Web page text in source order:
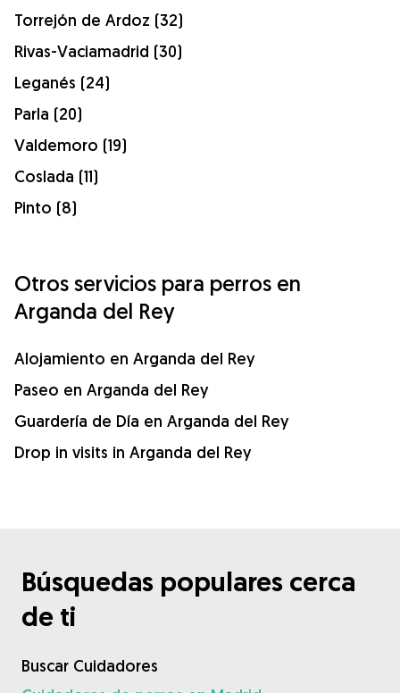
Torrejón de Ardoz (32)
Rivas-Vaciamadrid (30)
Leganés (24)
Parla (20)
Valdemoro (19)
Coslada (11)
Pinto (8)
Otros servicios para perros en
Arganda del Rey
Alojamiento en Arganda del Rey
Paseo en Arganda del Rey
Guardería de Día en Arganda del Rey
Drop in visits in Arganda del Rey
Búsquedas populares cerca
de ti
Buscar Cuidadores